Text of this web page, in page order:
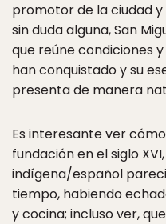
promotor de la ciudad y
sin duda alguna, San
que reúne condiciones
han conquistado y su
presenta de manera
Es interesante ver
fundación en el siglo
indígena/español
tiempo, habiendo
y cocina; incluso ver,